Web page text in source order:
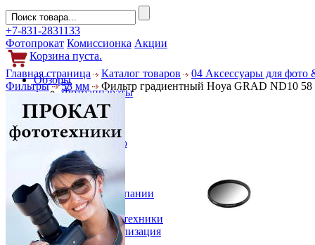
+7-831-2831133
Фотопрокат Комиссионка Акции
Корзина пуста.
Обзоры
Фотоаппараты
Объективы
Фильтры
Новости
Фото и видео
Гаджеты
Аксессуары
Слухи
Новости компании
Услуги
Прокат фототехники
Выкуп и реализация
Главная страница Каталог товаров
04 Аксессуары для фото
Фильтры
58 мм Фильтр градиентный Hoya GRAD ND10 58